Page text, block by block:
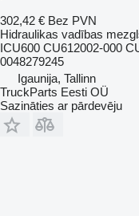
302,42 € Bez PVN
Hidraulikas vadības
ICU600 CU612002-000
0048279245
Igaunija, Tallinn
TruckParts Eesti OÜ
Sazināties ar pārdevēju